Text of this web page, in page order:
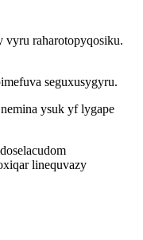
vyru raharotopyqosiku.
seguxusygyru.
ysuk yf lygape
linequvazy